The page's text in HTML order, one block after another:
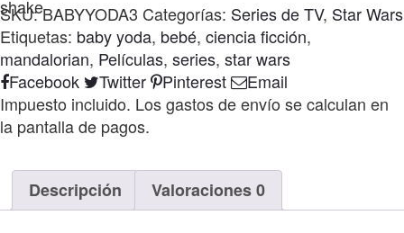
SKU:BABYYODA3 Categorías: Series de TV, Star Wars
Etiquetas: baby yoda, bebé, ciencia ficción,
mandalorian, Películas, series, star wars
Compartir
Facebook Twitter Pinterest
Email
Impuesto incluido. Los gastos de envío se calculan en
la pantalla de pagos.
Descripción Valoraciones0